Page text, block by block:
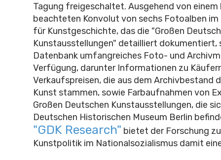
Tagung freigeschaltet. Ausgehend von einem
beachteten Konvolut von sechs Fotoalben
für Kunstgeschichte, das die "Großen
Kunstausstellungen" detailliert dokumentiert,
Datenbank umfangreiches Foto- und
Verfügung, darunter Informationen zu
Verkaufspreisen, die aus dem Archivbestand
Kunst stammen, sowie Farbaufnahmen von
Großen Deutschen Kunstausstellungen, die
Deutschen Historischen Museum Berlin
"GDK Research" bietet der Forschung
Kunstpolitik im Nationalsozialismus damit